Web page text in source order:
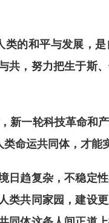
的和平与发展，是
共，努力把生于斯
新一轮科技革命和
命运共同体，才能
趋复杂，不稳定
类共同家园，建设